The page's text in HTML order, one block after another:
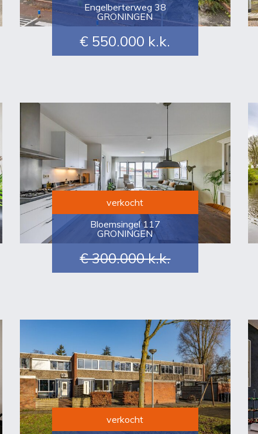
Engelberterweg 38
GRONINGEN
€ 550.000 k.k.
verkocht
Bloemsingel 117
GRONINGEN
€ 300.000k.k.
verkocht